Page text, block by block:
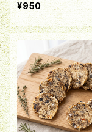
¥950